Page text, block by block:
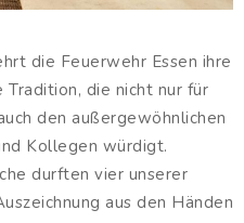
die Feuerwehr Essen ihre
die nicht nur für
den außergewöhnlichen
Kollegen würdigt.
durften vier unserer
aus den Händen